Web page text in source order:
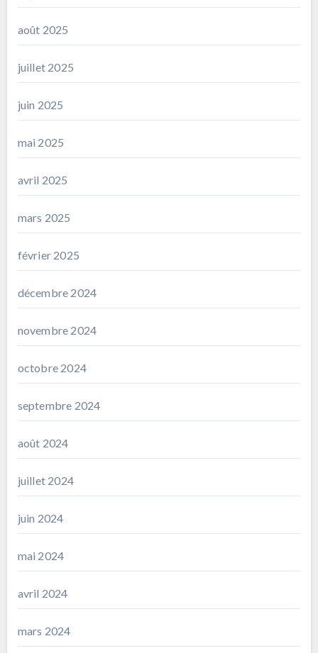
août 2025
juillet 2025
juin 2025
mai 2025
avril 2025
mars 2025
février 2025
décembre 2024
novembre 2024
octobre 2024
septembre 2024
août 2024
juillet 2024
juin 2024
mai 2024
avril 2024
mars 2024